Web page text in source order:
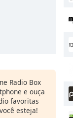
Radio Box
e ouça
favoritas
esteja!